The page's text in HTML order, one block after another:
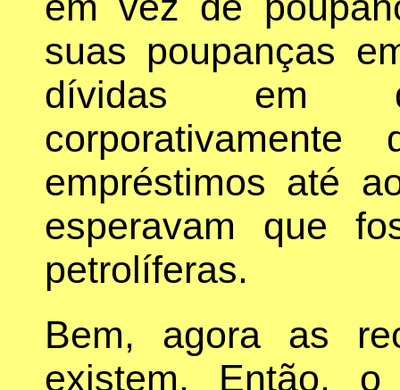
suas poupanças
dívidas em
empréstimos até
esperavam que
petrolíferas.
Bem, agora as
existem. Então,